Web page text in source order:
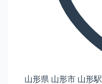
山形県 山形市 山形駅